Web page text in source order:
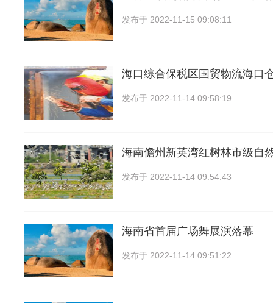
发布于 2022-11-15 09:08:11
海口综合保税区国贸物流海口
发布于 2022-11-14 09:58:19
海南儋州新英湾红树林市级自
发布于 2022-11-14 09:54:43
海南省首届广场舞展演落幕
发布于 2022-11-14 09:51:22